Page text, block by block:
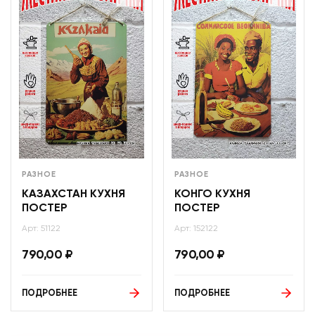
РАЗНОЕ
КАЗАХСТАН КУХНЯ
ПОСТЕР
Арт: 51122
790,00 ₽
ПОДРОБНЕЕ
РАЗНОЕ
КОНГО КУХНЯ
ПОСТЕР
Арт: 152122
790,00 ₽
ПОДРОБНЕЕ